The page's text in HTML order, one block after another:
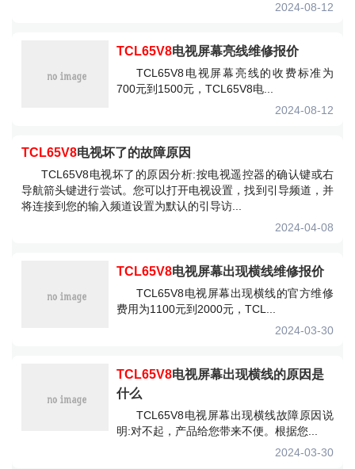
2024-08-12
TCL65V8电视屏幕亮线维修报价
TCL65V8电视屏幕亮线的收费标准为
700元到1500元，TCL65V8电...
2024-08-12
TCL65V8电视坏了的故障原因
TCL65V8电视坏了的原因分析:按电视遥控器的确认键或右
导航箭头键进行尝试。您可以打开电视设置，找到引导频道，并
将连接到您的输入频道设置为默认的引导访...
2024-04-08
TCL65V8电视屏幕出现横线维修报价
TCL65V8电视屏幕出现横线的官方维修
费用为1100元到2000元，TCL...
2024-03-30
TCL65V8电视屏幕出现横线的原因是
什么
TCL65V8电视屏幕出现横线故障原因说
明:对不起，产品给您带来不便。根据您...
2024-03-30